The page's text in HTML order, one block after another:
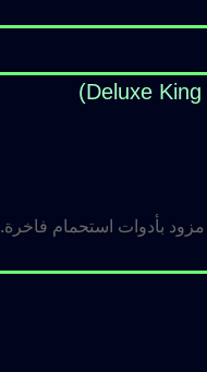
مزود بأدوات استحمام فاخرة.